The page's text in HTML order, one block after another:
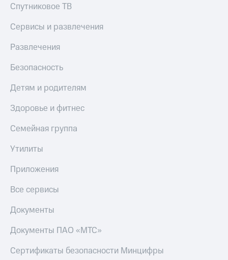
Спутниковое ТВ
Сервисы и развлечения
Развлечения
Безопасность
Детям и родителям
Здоровье и фитнес
Семейная группа
Утилиты
Приложения
Все сервисы
Документы
Документы ПАО «МТС»
Сертификаты безопасности Минцифры